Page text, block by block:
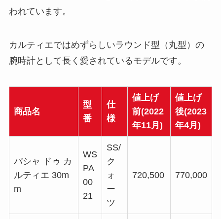
われています。
カルティエではめずらしいラウンド型（丸型）の
腕時計として長く愛されているモデルです。
商品名
型
番
仕
様
値上げ
前(2022
年11月)
値上げ
後(2023
年4月)
パシャ ドゥ カ
ルティエ 30m
m
WS
PA
00
21
SS/
ク
ォ
ー
ツ
720,500 770,000